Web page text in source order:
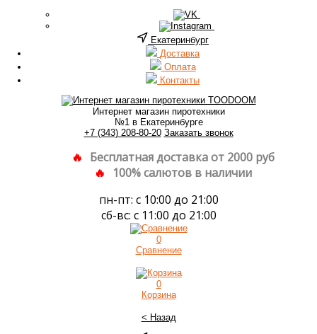
Екатеринбург
Доставка
Оплата
Контакты
Интернет магазин пиротехники
№1 в Екатеринбурге
+7 (343) 208-80-20 Заказать звонок
Бесплатная доставка от 2000 руб
100% салютов в наличии
пн-пт: с 10:00 до 21:00
сб-вс: с 11:00 до 21:00
0
Сравнение
0
Корзина
< Назад